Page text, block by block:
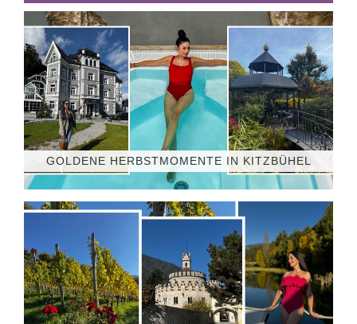
GOLDENE HERBSTMOMENTE IN KITZBÜHEL